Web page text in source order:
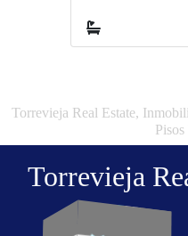
Torrevieja Real Estate,
Torrevieja